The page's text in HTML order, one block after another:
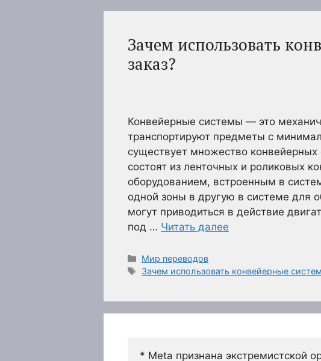
Зачем использовать
заказ?
Конвейерные системы — это
транспортируют предметы с
существует множество
состоят из ленточных и роликовых
оборудованием, встроенным в
одной зоны в другую в системе для
могут приводиться в действие
под … Читать далее
Рубрики
Мир переводов
Метки
Зачем использовать конвейерные
* Meta признана экстремистской